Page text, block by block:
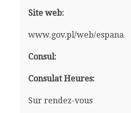
Site web:
www.gov.pl/web/espana
Consul:
Consulat Heures:
Sur rendez-vous